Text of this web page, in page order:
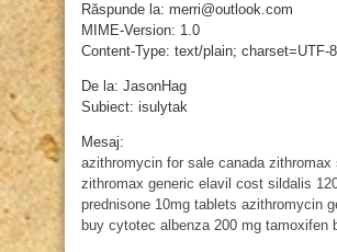
Răspunde la: merri@outlook.com
MIME-Version: 1.0
Content-Type: text/plain; charset=UTF-8
De la: JasonHag
Subiect: isulytak
Mesaj:
azithromycin for sale canada zithromax
zithromax generic elavil cost sildalis
prednisone 10mg tablets azithromycin
buy cytotec albenza 200 mg tamoxifen